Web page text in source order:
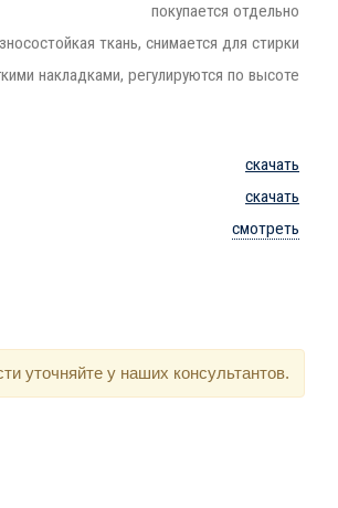
покупается отдельно
ткань, снимается для стирки
накладками, регулируются по высоте
скачать
скачать
смотреть
уточняйте у наших консультантов.